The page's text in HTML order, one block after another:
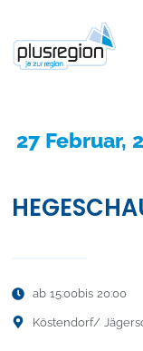
27 Februar,
ab 15:00bis 20:00
Köstendorf/